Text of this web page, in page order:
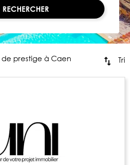
RECHERCHER
prestige à Caen Tri